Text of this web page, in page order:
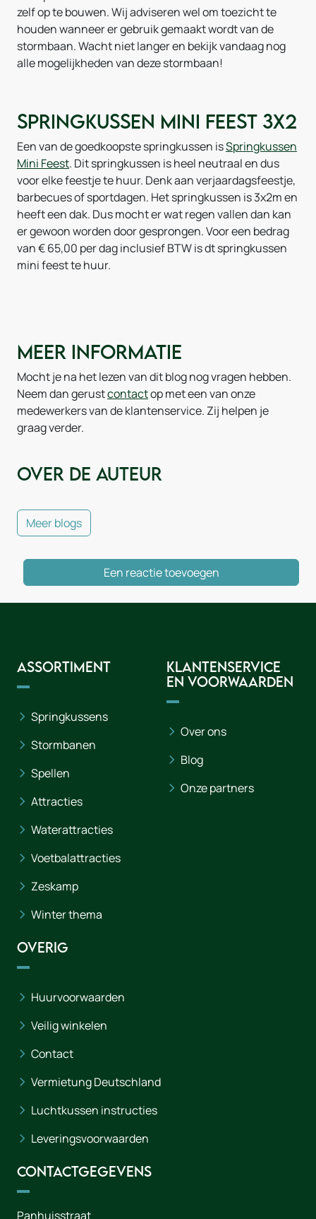
zelf op te bouwen. Wij adviseren wel om toezicht te
houden wanneer er gebruik gemaakt wordt van de
stormbaan. Wacht niet langer en bekijk vandaag nog
alle mogelijkheden van deze stormbaan!
Springkussen Mini Feest 3x2
Een van de goedkoopste springkussen isSpringkussen
Mini Feest. Dit springkussen is heel neutraal en dus
voor elke feestje te huur. Denk aan verjaardagsfeestje,
barbecues of sportdagen. Het springkussen is 3x2m en
heeft een dak. Dus mocht er wat regen vallen dan kan
er gewoon worden door gesprongen. Voor een bedrag
van € 65,00 per dag inclusief BTW is dt springkussen
mini feest te huur.
Meer informatie
Mocht je na het lezen van dit blog nog vragen hebben.
Neem dan gerustcontactop met een van onze
medewerkers van de klantenservice. Zij helpen je
graag verder.
Over de auteur
Meer blogs
Een reactie toevoegen
Assortiment
Springkussens
Stormbanen
Spellen
Attracties
Waterattracties
Voetbalattracties
Zeskamp
Winter thema
Klantenservice
en voorwaarden
Over ons
Blog
Onze partners
Overig
Huurvoorwaarden
Veilig winkelen
Contact
Vermietung Deutschland
Luchtkussen instructies
Leveringsvoorwaarden
Contactgegevens
Panhuisstraat